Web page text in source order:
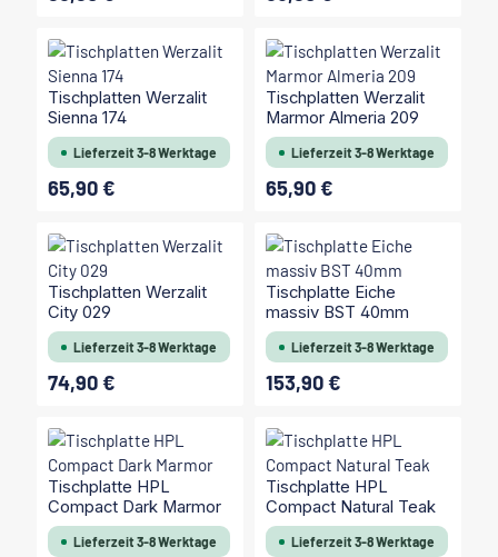
Tischplatten Werzalit
Sienna 174
Lieferzeit 3-8 Werktage
Regulärer Preis:
65,90 €
Tischplatten Werzalit
Marmor Almeria 209
Lieferzeit 3-8 Werktage
Regulärer Preis:
65,90 €
Tischplatten Werzalit
City 029
Lieferzeit 3-8 Werktage
Regulärer Preis:
74,90 €
Tischplatte Eiche
massiv BST 40mm
Lieferzeit 3-8 Werktage
Regulärer Preis:
153,90 €
Tischplatte HPL
Compact Dark Marmor
Lieferzeit 3-8 Werktage
Tischplatte HPL
Compact Natural Teak
Lieferzeit 3-8 Werktage